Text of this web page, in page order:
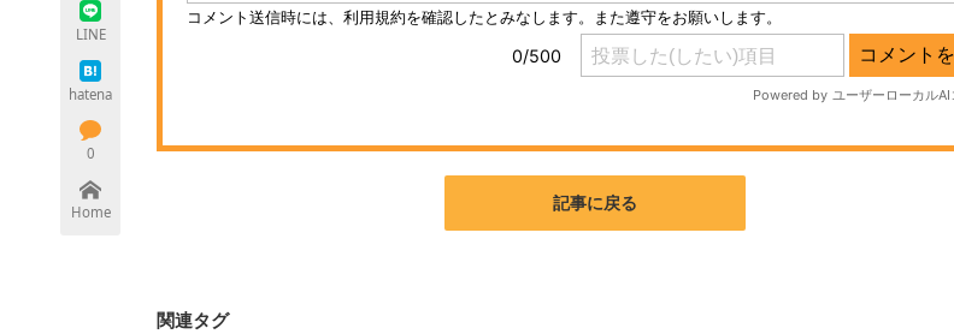
LINE
hatena
0
Home 記事に戻る
関連タグ